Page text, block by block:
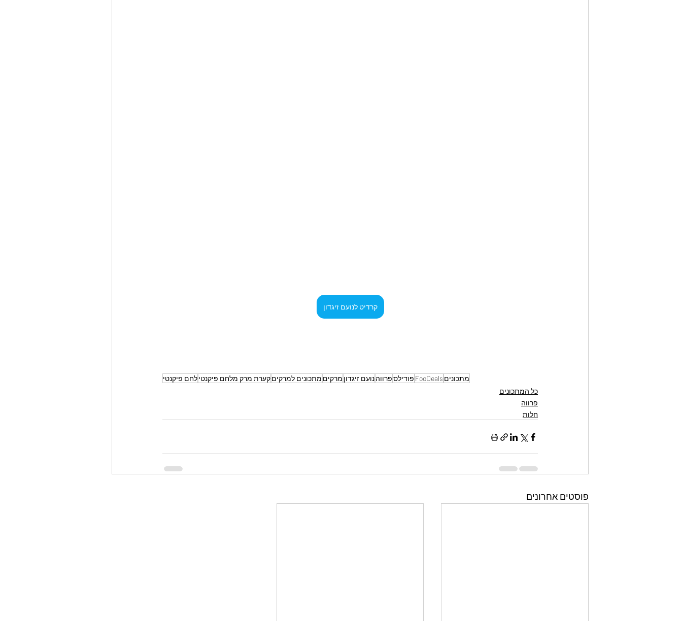
קרדיט לנועם זיגדון
מתכונים FooDeals פודילספרווהנועם זיגדון מרקים מתכונים למרקיםקערת מרק מלחם פיקנטילחם פיקנטי
כל המתכונים
פרווה
חלות
פוסטים אחרונים